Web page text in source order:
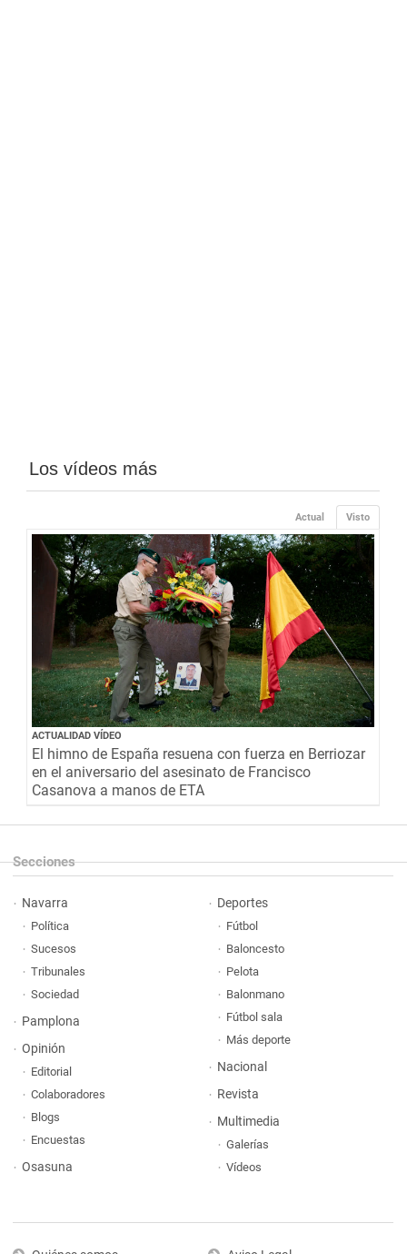
Los vídeos más
Visto
Actual
ACTUALIDAD VÍDEO
El himno de España resuena con fuerza en Berriozar
en el aniversario del asesinato de Francisco
Casanova a manos de ETA
Secciones
Navarra
Política
Sucesos
Tribunales
Sociedad
Pamplona
Opinión
Editorial
Colaboradores
Blogs
Encuestas
Osasuna
Deportes
Fútbol
Baloncesto
Pelota
Balonmano
Fútbol sala
Más deporte
Nacional
Revista
Multimedia
Galerías
Vídeos